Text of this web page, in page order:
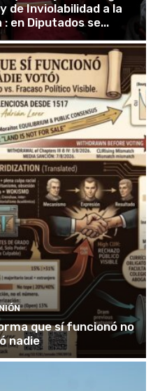
de Inviolabilidad a la
en Diputados se...
que sí funcionó no
nadie